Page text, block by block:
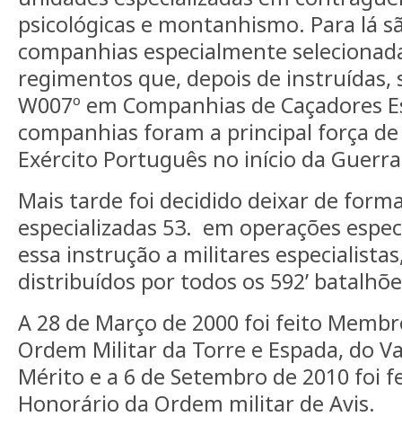
psicológicas e montanhismo. Para lá
companhias especialmente
regimentos que, depois de instruídas,
W007º em Companhias de Caçadores
companhias foram a principal força
Exército Português no início da
Mais tarde foi decidido deixar de
especializadas 53. em operações
essa instrução a militares
distribuídos por todos os 592’
A 28 de Março de 2000 foi feito
Ordem Militar da Torre e Espada, do
Mérito e a 6 de Setembro de 2010 foi
Honorário da Ordem militar de Avis.